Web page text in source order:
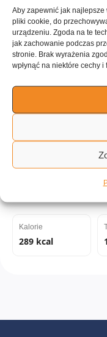
Aby zapewnić jak
pliki cookie, do
urządzeniu. Zgoda na te
jak zachowanie podczas
stronie. Brak wyrażenia
wpłynąć na niektóre cechy i
Kalorie
289 kcal